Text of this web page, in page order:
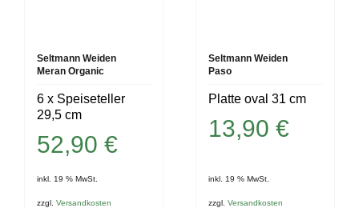
Seltmann Weiden
Meran Organic
6 x Speiseteller
29,5 cm
52,90 €
inkl. 19 % MwSt.
zzgl. Versandkosten
Seltmann Weiden
Paso
Platte oval 31 cm
13,90€
inkl. 19 % MwSt.
zzgl.Versandkosten